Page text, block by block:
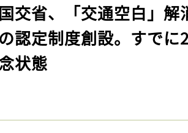
国交省、「交通空白」解
認定制度創設。すでに
状態